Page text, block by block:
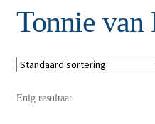
VI’s met Posters
Tonnie van
Enig resultaat